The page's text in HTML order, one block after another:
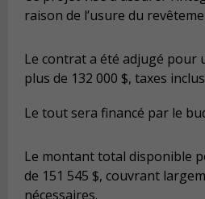
raison de l’usure du
Le contrat a été adjugé pour
plus de 132 000 $, taxes
Le tout sera financé par le
Le montant total disponible
de 151 545 $, couvrant
nécessaires.